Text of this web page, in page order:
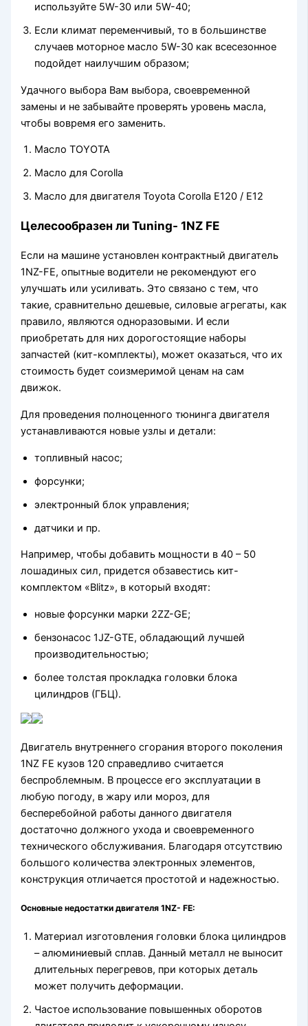
используйте 5W-30 или 5W-40;
Если климат переменчивый, то в большинстве
случаев моторное масло 5W-30 как всесезонное
подойдет наилучшим образом;
Удачного выбора Вам выбора, своевременной
замены и не забывайте проверять уровень масла,
чтобы вовремя его заменить.
Масло TOYOTA
Масло для Corolla
Масло для двигателя Toyota Corolla E120 / E12
Целесообразен ли Tuning- 1NZ FE
Если на машине установлен контрактный двигатель
1NZ-FE, опытные водители не рекомендуют его
улучшать или усиливать. Это связано с тем, что
такие, сравнительно дешевые, силовые агрегаты, как
правило, являются одноразовыми. И если
приобретать для них дорогостоящие наборы
запчастей (кит-комплекты), может оказаться, что их
стоимость будет соизмеримой ценам на сам
движок.
Для проведения полноценного тюнинга двигателя
устанавливаются новые узлы и детали:
топливный насос;
форсунки;
электронный блок управления;
датчики и пр.
Например, чтобы добавить мощности в 40 – 50
лошадиных сил, придется обзавестись кит-
комплектом «Blitz», в который входят:
новые форсунки марки 2ZZ-GE;
бензонасос 1JZ-GTE, обладающий лучшей
производительностью;
более толстая прокладка головки блока
цилиндров (ГБЦ).
Двигатель внутреннего сгорания второго поколения
1NZ FE кузов 120 справедливо считается
беспроблемным. В процессе его эксплуатации в
любую погоду, в жару или мороз, для
бесперебойной работы данного двигателя
достаточно должного ухода и своевременного
технического обслуживания. Благодаря отсутствию
большого количества электронных элементов,
конструкция отличается простотой и надежностью.
Основные недостатки двигателя 1NZ- FE:
Материал изготовления головки блока цилиндров
– алюминиевый сплав. Данный металл не выносит
длительных перегревов, при которых деталь
может получить деформации.
Частое использование повышенных оборотов